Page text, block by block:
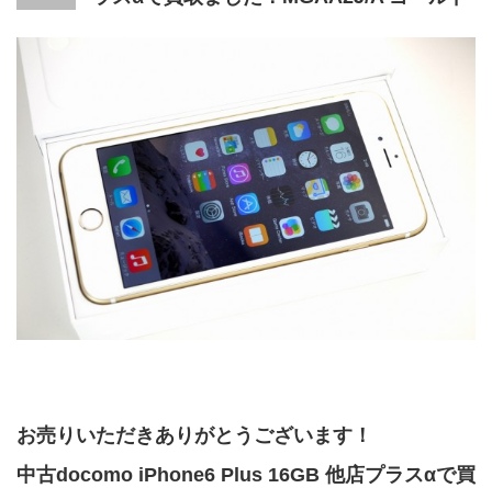
お売りいただきありがとうございます！
中古docomo iPhone6 Plus 16GB 他店プラスαで買